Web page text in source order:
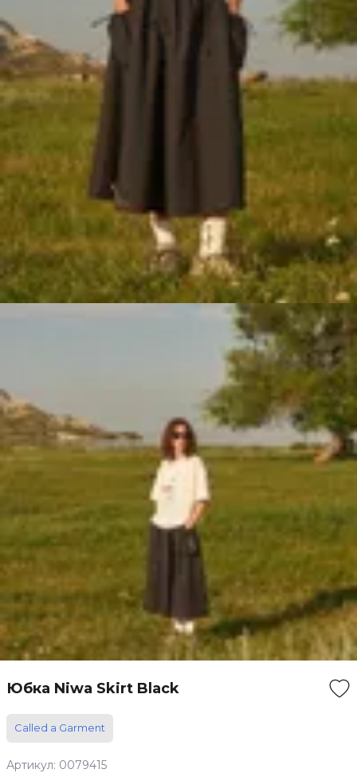
Юбка Niwa Skirt Black
Called a Garment
Артикул: 0079415